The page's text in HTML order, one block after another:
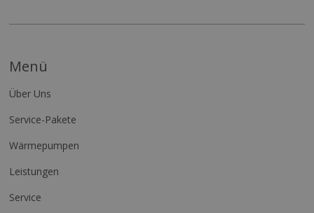
Menü
Über Uns
Service-Pakete
Wärmepumpen
Leistungen
Service